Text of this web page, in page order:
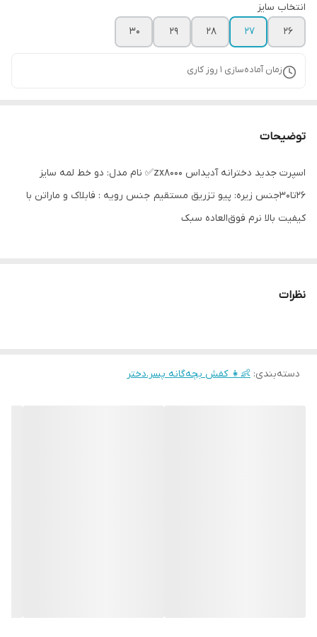
انتخاب سایز
26
27
28
29
30
زمان آماده‌سازی 1 روز کاری
توضیحات
اسپرت جدید دخترانه آدیداس zx8000✅ نام مدل: دو خط لمه سایز
۲۶تا۳۰جنس زیره: پیو تزریق مستقیم جنس رویه : فابلاک و ماراتن با
کیفیت بالا نرم فوق‌العاده سبک
نظرات
دسته‌بندی: 👶👧 کفش بچه‌گانه پسر.دختر